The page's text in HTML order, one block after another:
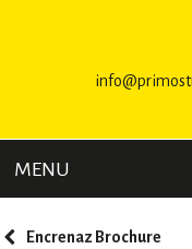
MENU
Encrenaz Brochure